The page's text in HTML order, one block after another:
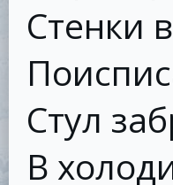
Стенки
Стул
В